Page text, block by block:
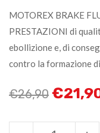
MOTOREX BRAKE
PRESTAZIONI di
ebollizione e, di
contro la formazione
€26,90 €